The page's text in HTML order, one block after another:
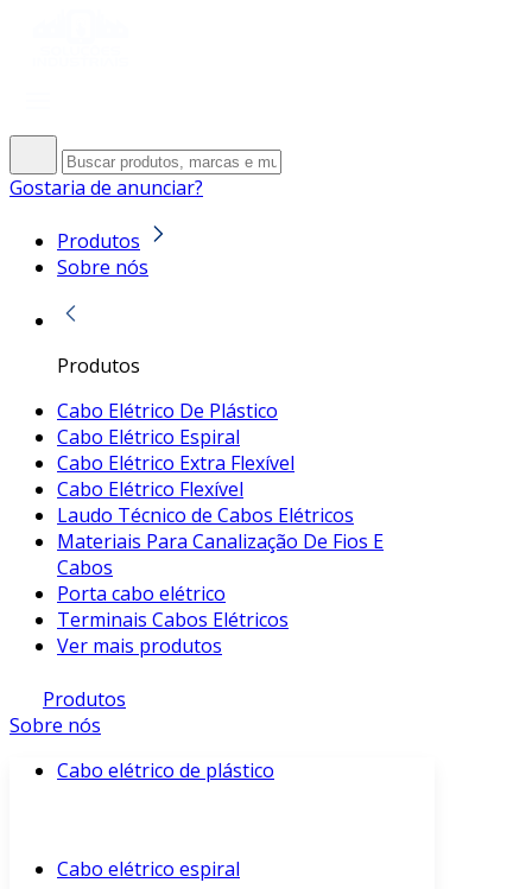
Gostaria de anunciar?
Produtos
Sobre nós
Produtos
Cabo Elétrico De Plástico
Cabo Elétrico Espiral
Cabo Elétrico Extra Flexível
Cabo Elétrico Flexível
Laudo Técnico de Cabos Elétricos
Materiais Para Canalização De Fios E
Cabos
Porta cabo elétrico
Terminais Cabos Elétricos
Ver mais produtos
Produtos
Sobre nós
Cabo elétrico de plástico
Cabo elétrico espiral